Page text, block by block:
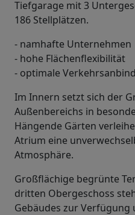
Tiefgarage mit 3
186 Stellplätzen.
- namhafte Unternehmen
- hohe Flächenflexibilität
- optimale
Im Innern setzt sich der
Außenbereichs in
Hängende Gärten
Atrium eine
Atmosphäre.
Großflächige begrünte
dritten Obergeschoss
Gebäudes zur